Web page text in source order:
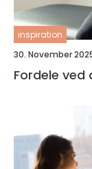
inspiration
30. November
Fordele